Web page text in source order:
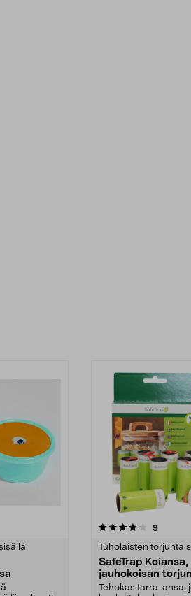
9
Tuholaisten torjunta
SafeTrap Koiansa,
jauhokoisan
kpl
Tehokas tarra-ansa,
5.0 viidestä